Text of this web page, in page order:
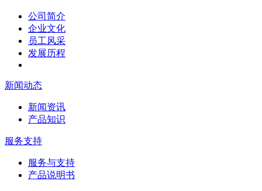
公司简介
企业文化
员工风采
发展历程
新闻动态
新闻资讯
产品知识
服务支持
服务与支持
产品说明书